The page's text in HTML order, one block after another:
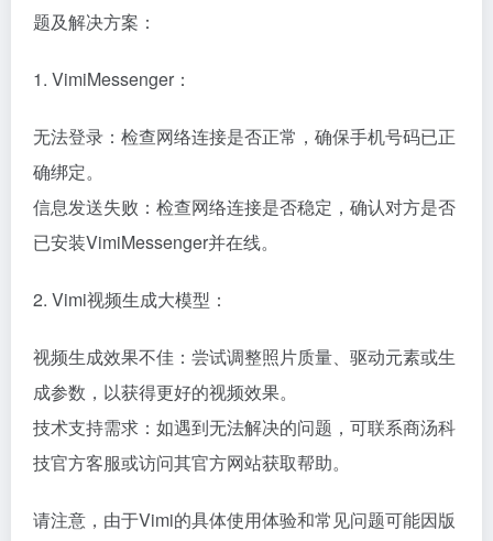
题及解决方案：
1. VimiMessenger：
无法登录：检查网络连接是否正常，确保手机号码已正
确绑定。
信息发送失败：检查网络连接是否稳定，确认对方是否
已安装VimiMessenger并在线。
2. Vimi视频生成大模型：
视频生成效果不佳：尝试调整照片质量、驱动元素或生
成参数，以获得更好的视频效果。
技术支持需求：如遇到无法解决的问题，可联系商汤科
技官方客服或访问其官方网站获取帮助。
请注意，由于Vimi的具体使用体验和常见问题可能因版